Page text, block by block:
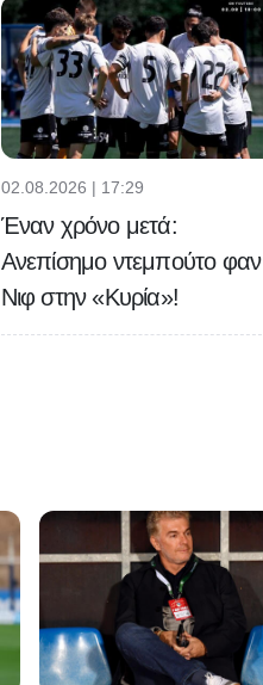
02.08.2026 | 17:29
Έναν χρόνο μετά:
Ανεπίσημο ντεμπούτο φαν
Νιφ στην «Κυρία»!